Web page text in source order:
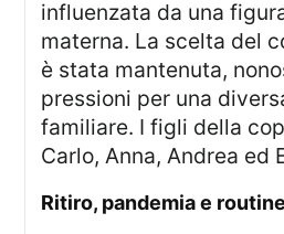
influenzata da una
materna. La scelta del
è stata mantenuta,
pressioni per una
familiare. I figli della
Carlo, Anna, Andrea ed
ritiro, pandemia e